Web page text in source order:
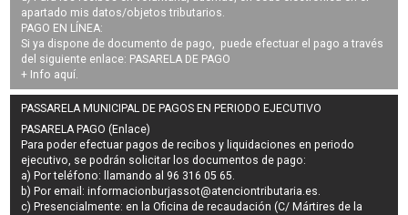
apartado mis datos/objetos tributarios.
PAGO EN LÍNEA:
Si ya dispone de documento de pago, puede efectuar el pago a través
del siguiente enlace: PASARELA DE PAGO
+ Info aquí.
PASSARELA MUNICIPAL DE PAGOS EN PERIODO EJECUTIVO
PASARELA PAGO (Enlace)
Para poder efectuar pagos derecibos y liquidaciones en periodo
ejecutivo, se podrán solicitar los documentos de pago:
a) Por teléfono: llamando al 96 316 05 65.
b) Por email:informacionburjassot@atenciontributaria.es.
c) Presencialmente: en la Oficina de recaudación (C/ Mártires de la